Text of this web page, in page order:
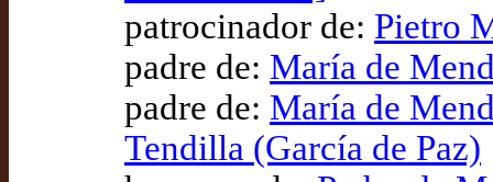
patrocinador de: Pietro
padre de: María de
padre de: María de
Tendilla (García de Paz)